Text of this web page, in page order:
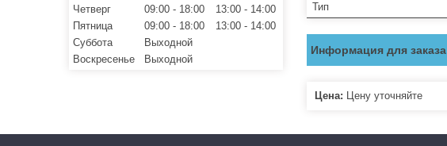
Тип
Информация для заказа
Цена: Цену уточняйте
Четверг
09:00 18:00 13:00
14:00
Пятница
09:00 18:00 13:00
14:00
Суббота
Выходной
Воскресенье
Выходной